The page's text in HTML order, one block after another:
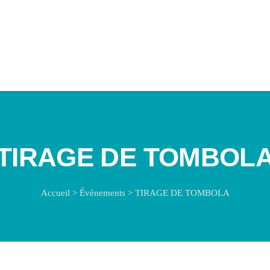
DE
Accueil > Évènements> TIRAGE DE TOMBOLA